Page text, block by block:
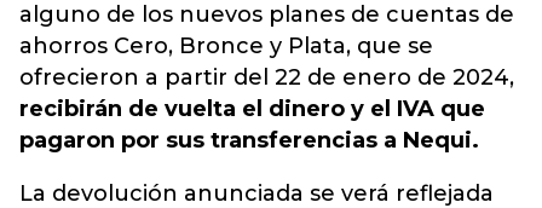
alguno de los nuevos planes de cuentas de
ahorros Cero, Bronce y Plata, que se
ofrecieron a partir del 22 de enero de 2024,
recibirán de vuelta el dinero y el IVA que
pagaron por sus transferencias a Nequi.
La devolución anunciada se verá reflejada